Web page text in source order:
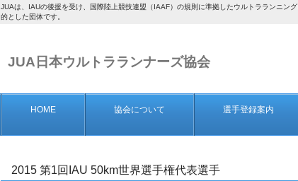
JUAは、IAUの後援を受け、国際陸上競技連盟（IAAF）の規則に準拠したウルトラランニン
的とした団体です。
JUA日本ウルトラランナーズ協会
HOME 協会について 選手登録案内
2015 第1回IAU 50km世界選手権代表選手